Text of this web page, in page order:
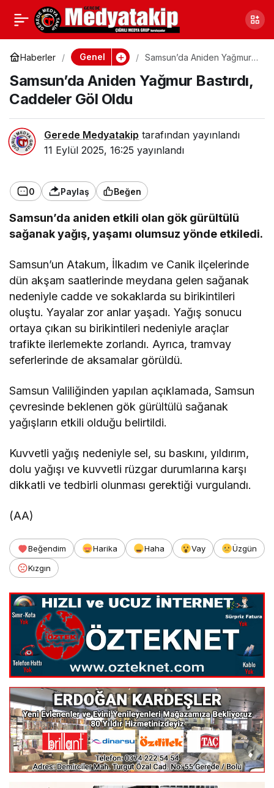
Haberler Genel
Samsun’da Aniden Yağmur
Samsun’da Aniden Yağmur Bastırdı,
Caddeler Göl Oldu
Gerede Medyatakip tarafından yayınlandı
11 Eylül 2025, 16:25 yayınlandı
0 Paylaş Beğen
Samsun’da aniden etkili olan gök gürültülü
sağanak yağış, yaşamı olumsuz yönde etkiledi.
Samsun’un Atakum, İlkadım ve Canik ilçelerinde
dün akşam saatlerinde meydana gelen sağanak
nedeniyle cadde ve sokaklarda su birikintileri
oluştu. Yayalar zor anlar yaşadı. Yağış sonucu
ortaya çıkan su birikintileri nedeniyle araçlar
trafikte ilerlemekte zorlandı. Ayrıca, tramvay
seferlerinde de aksamalar görüldü.
Samsun Valiliğinden yapılan açıklamada, Samsun
çevresinde beklenen gök gürültülü sağanak
yağışların etkili olduğu belirtildi.
Kuvvetli yağış nedeniyle sel, su baskını, yıldırım,
dolu yağışı ve kuvvetli rüzgar durumlarına karşı
dikkatli ve tedbirli olunması gerektiği vurgulandı.
(AA)
Beğendim Harika Haha Vay
Üzgün
Kızgın
2025 Safranbolu Safran
Festivali’nin Tarihleri
Belli Oldu
Paylaş